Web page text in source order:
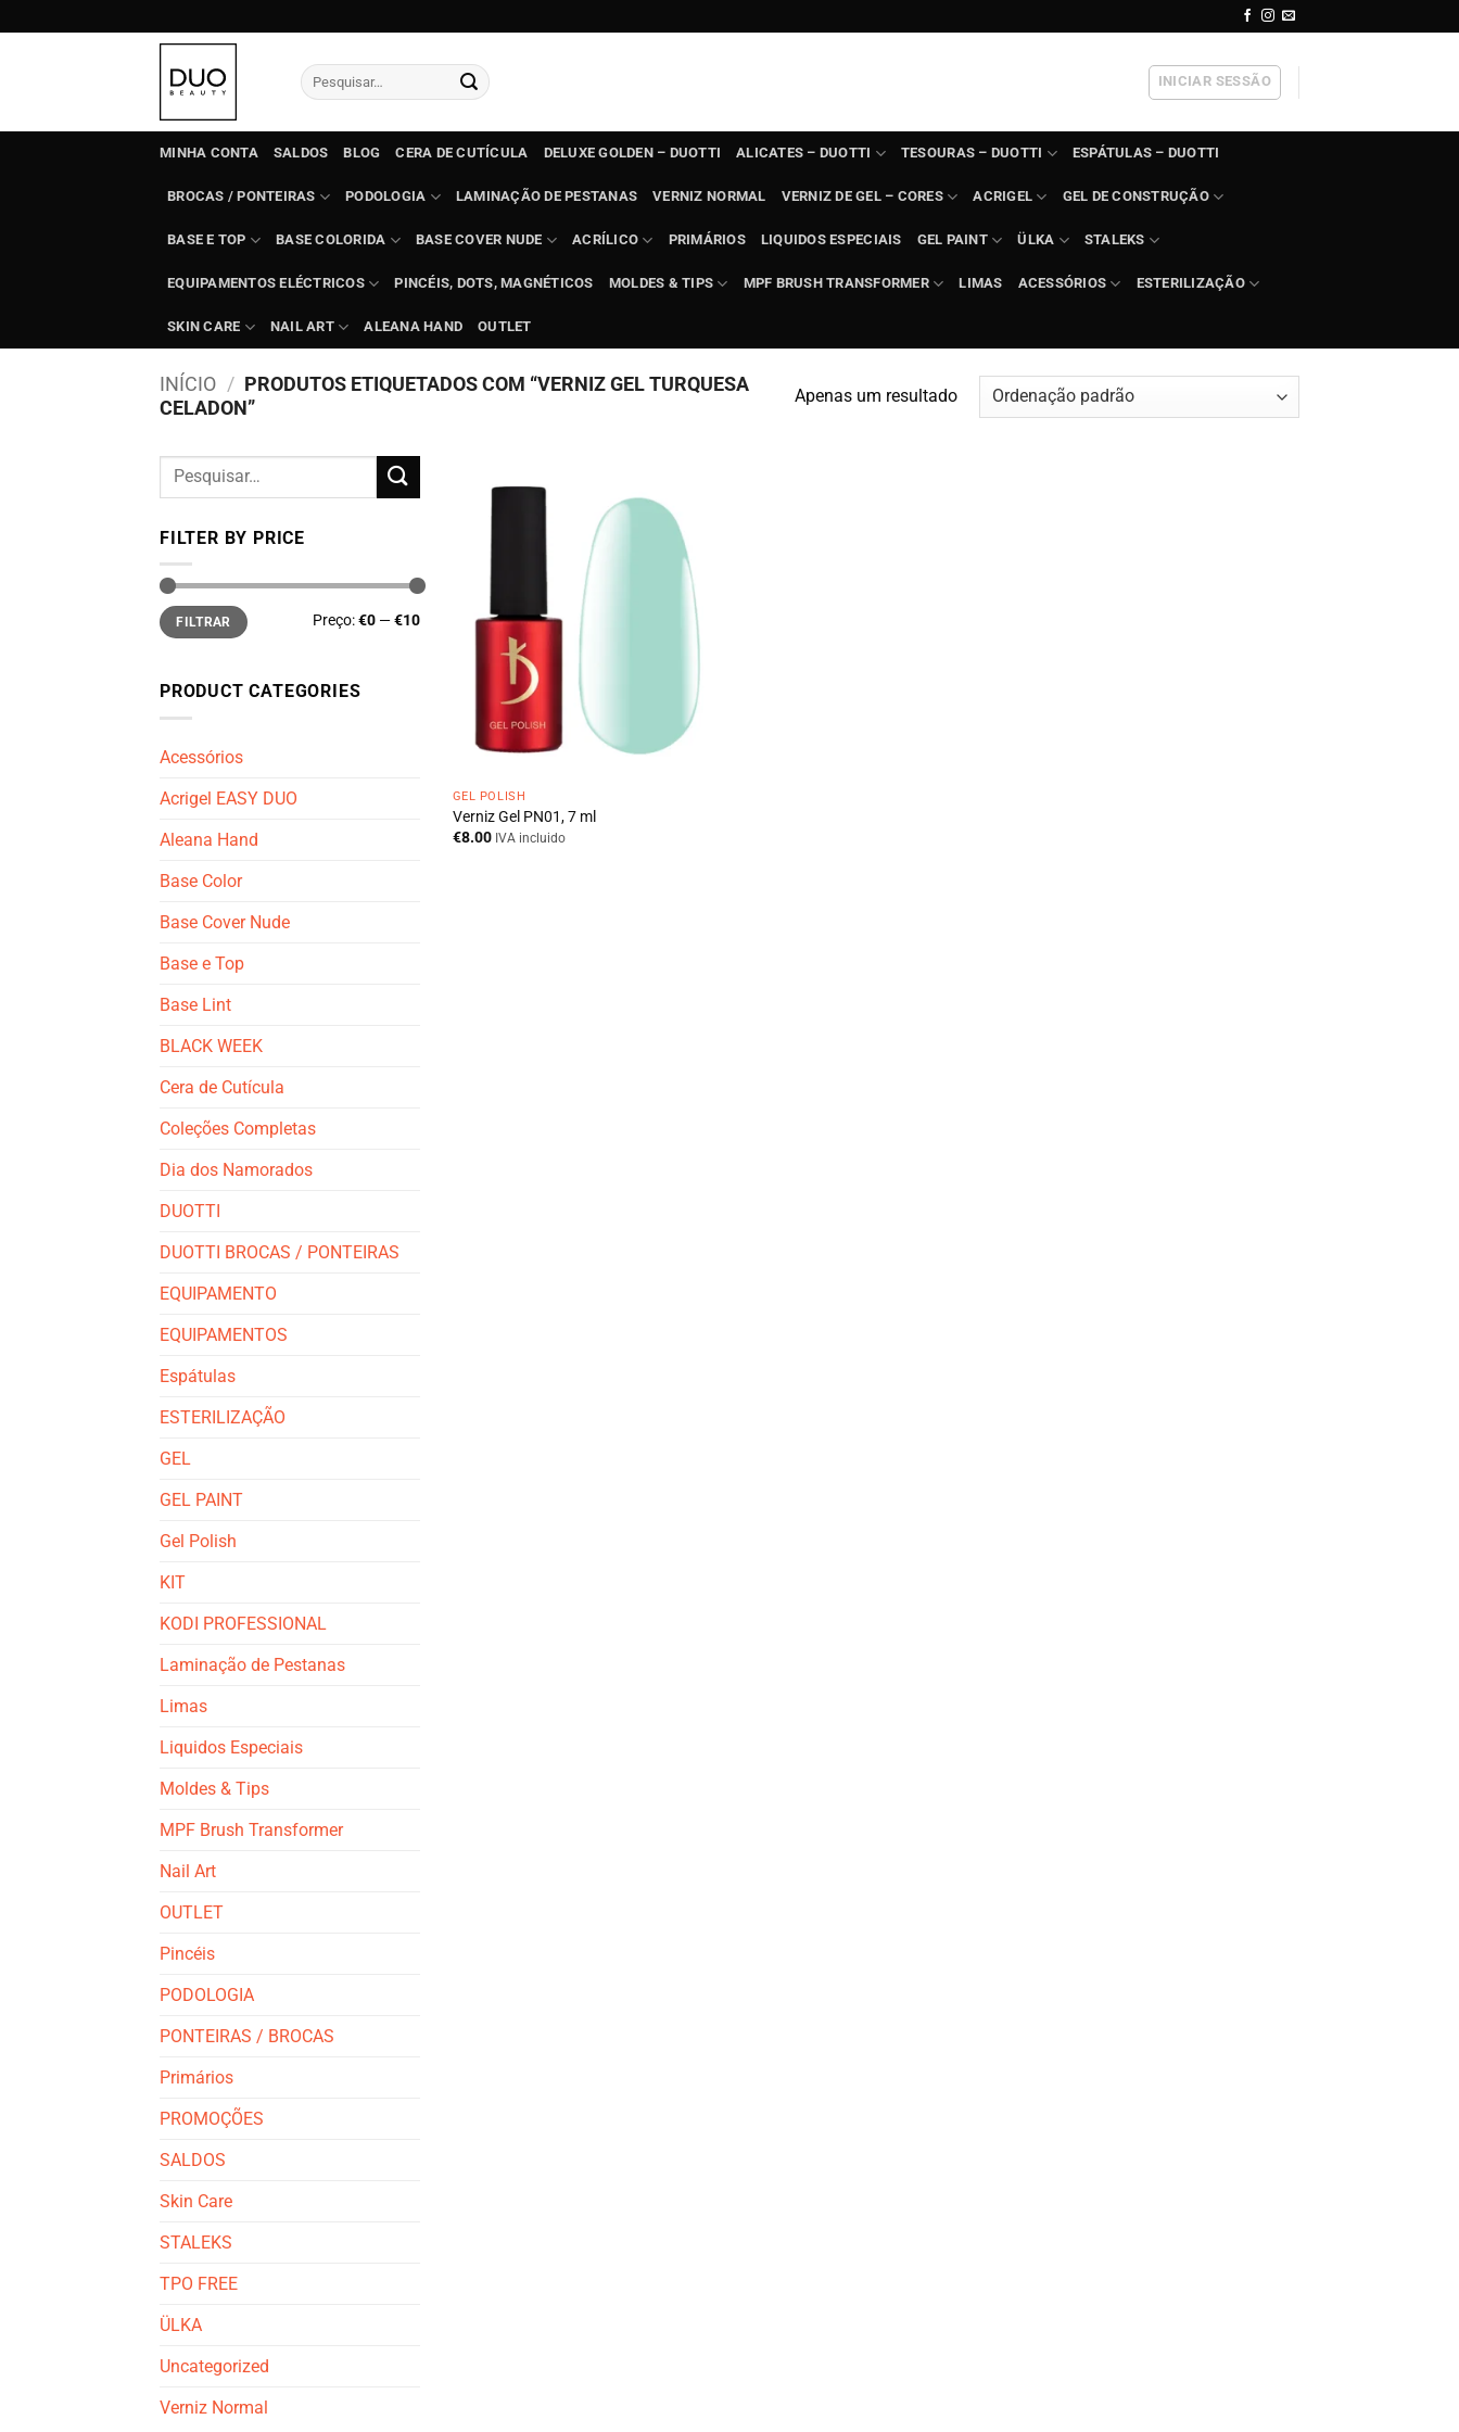
to
Pesquisar
por:
INICIAR SESSÃO
MINHA CONTA SALDOS BLOG CERA DE CUTÍCULA DELUXE GOLDEN – DUOTTI ALICATES – DUOTTI TESOURAS – DUOTTI ESPÁTULAS – DUOTTI
BROCAS / PONTEIRAS PODOLOGIA LAMINAÇÃO DE PESTANAS VERNIZ NORMAL VERNIZ DE GEL – CORES ACRIGEL GEL DE CONSTRUÇÃO
BASE E TOP BASE COLORIDA BASE COVER NUDE ACRÍLICO PRIMÁRIOS LIQUIDOS ESPECIAIS GEL PAINT ÜLKA STALEKS
EQUIPAMENTOS ELÉCTRICOS PINCÉIS, DOTS, MAGNÉTICOS MOLDES & TIPS MPF BRUSH TRANSFORMER LIMAS ACESSÓRIOS ESTERILIZAÇÃO
SKIN CARE NAIL ART ALEANA HAND OUTLET
INÍCIO / PRODUTOS ETIQUETADOS COM “VERNIZ GEL TURQUESA
CELADON”
Apenas um resultado
Pesquisar
FILTER BY PRICE
Preço
mínimo
Preço
máximo
FILTRAR Preço:€0 —€10
PRODUCT CATEGORIES
Acessórios
Acrigel EASY DUO
Aleana Hand
Base Color
Base Cover Nude
Base e Top
Base Lint
BLACK WEEK
Cera de Cutícula
Coleções Completas
Dia dos Namorados
DUOTTI
DUOTTI BROCAS / PONTEIRAS
EQUIPAMENTO
EQUIPAMENTOS
Espátulas
ESTERILIZAÇÃO
GEL
GEL PAINT
Gel Polish
KIT
KODI PROFESSIONAL
Laminação de Pestanas
Limas
Liquidos Especiais
Moldes & Tips
MPF Brush Transformer
Nail Art
OUTLET
Pincéis
PODOLOGIA
PONTEIRAS / BROCAS
Primários
PROMOÇÕES
SALDOS
Skin Care
STALEKS
TPO FREE
ÜLKA
Uncategorized
Verniz Normal
GEL POLISH
Verniz Gel PN01, 7 ml
€8.00 IVA incluido